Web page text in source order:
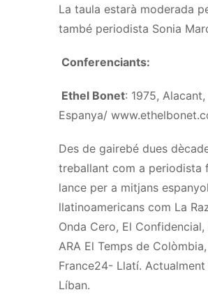
La taula estarà moderada
també periodista Sonia
Conferenciants:
Ethel Bonet: 1975, Alacant,
Espanya/
Des de gairebé dues
treballant com a periodista
lance per a mitjans
llatinoamericans com La
Onda Cero, El Confidencial,
ARA El Temps de
France24- Llatí. Actualment
Líban.